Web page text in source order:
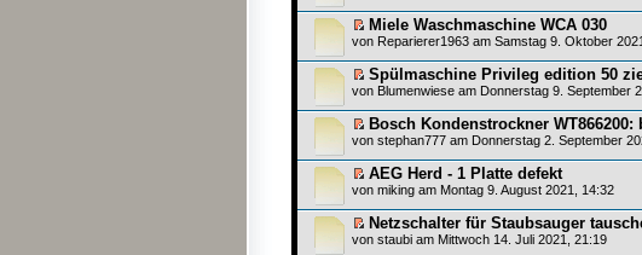
Miele Waschmaschine WCA 030
von Reparierer1963 am Samstag 9. Oktober
Spülmaschine Privileg edition 50
von Blumenwiese am Donnerstag 9. September
Bosch Kondenstrockner
von stephan777 am Donnerstag 2. September
AEG Herd - 1 Platte defekt
von miking am Montag 9. August 2021, 14:32
Netzschalter für Staubsauger
von staubi am Mittwoch 14. Juli 2021, 21:19